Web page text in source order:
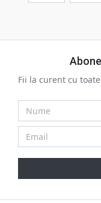
Fii la curent cu